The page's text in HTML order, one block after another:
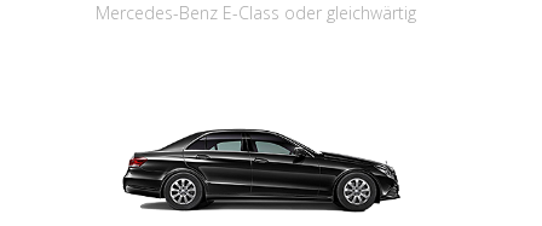
Mercedes-Benz E-Class oder gleichwärtig